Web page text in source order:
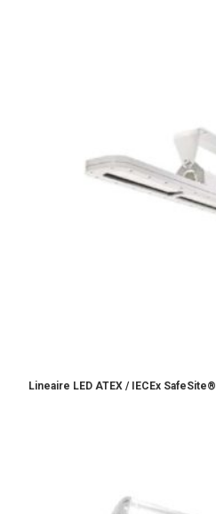
Lineaire LED ATEX / IECEx SafeSite®